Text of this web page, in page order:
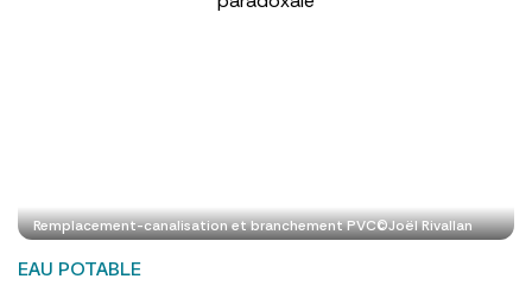
Remplacement-canalisation et branchement PVC©Joël Rivallan
EAU POTABLE